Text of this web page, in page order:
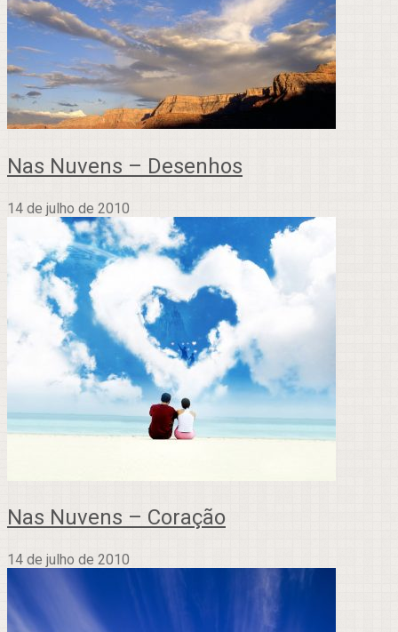
Nas Nuvens – Desenhos
14 de julho de 2010
Nas Nuvens – Coração
14 de julho de 2010